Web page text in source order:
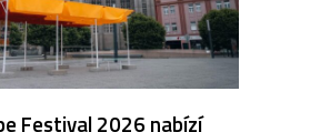
Festival 2026 nabízí